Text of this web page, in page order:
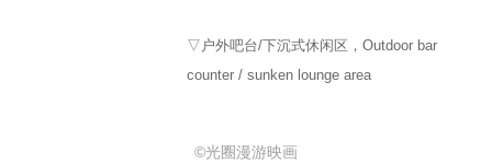
▽户外吧台/下沉式休闲区，Outdoor bar
counter / sunken lounge area
©光圈漫游映画